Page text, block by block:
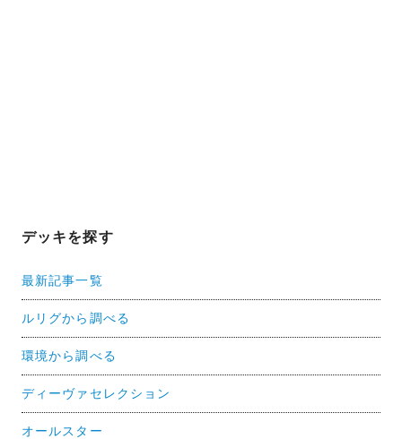
デッキを探す
最新記事一覧
ルリグから調べる
環境から調べる
ディーヴァセレクション
オールスター